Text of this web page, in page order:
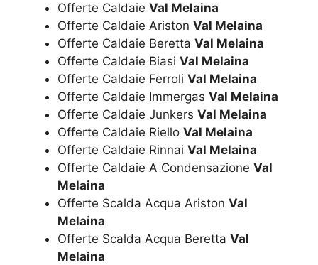
Offerte Caldaie Val Melaina
Offerte Caldaie Ariston Val Melaina
Offerte Caldaie Beretta Val Melaina
Offerte Caldaie Biasi Val Melaina
Offerte Caldaie Ferroli Val Melaina
Offerte Caldaie Immergas Val Melaina
Offerte Caldaie Junkers Val Melaina
Offerte Caldaie Riello Val Melaina
Offerte Caldaie Rinnai Val Melaina
Offerte Caldaie A Condensazione Val
Melaina
Offerte Scalda Acqua Ariston Val
Melaina
Offerte Scalda Acqua Beretta Val
Melaina